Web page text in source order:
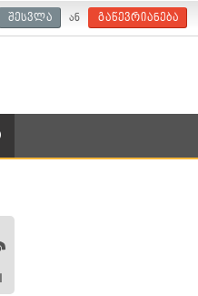
შესვლა ან გაწევრიანება